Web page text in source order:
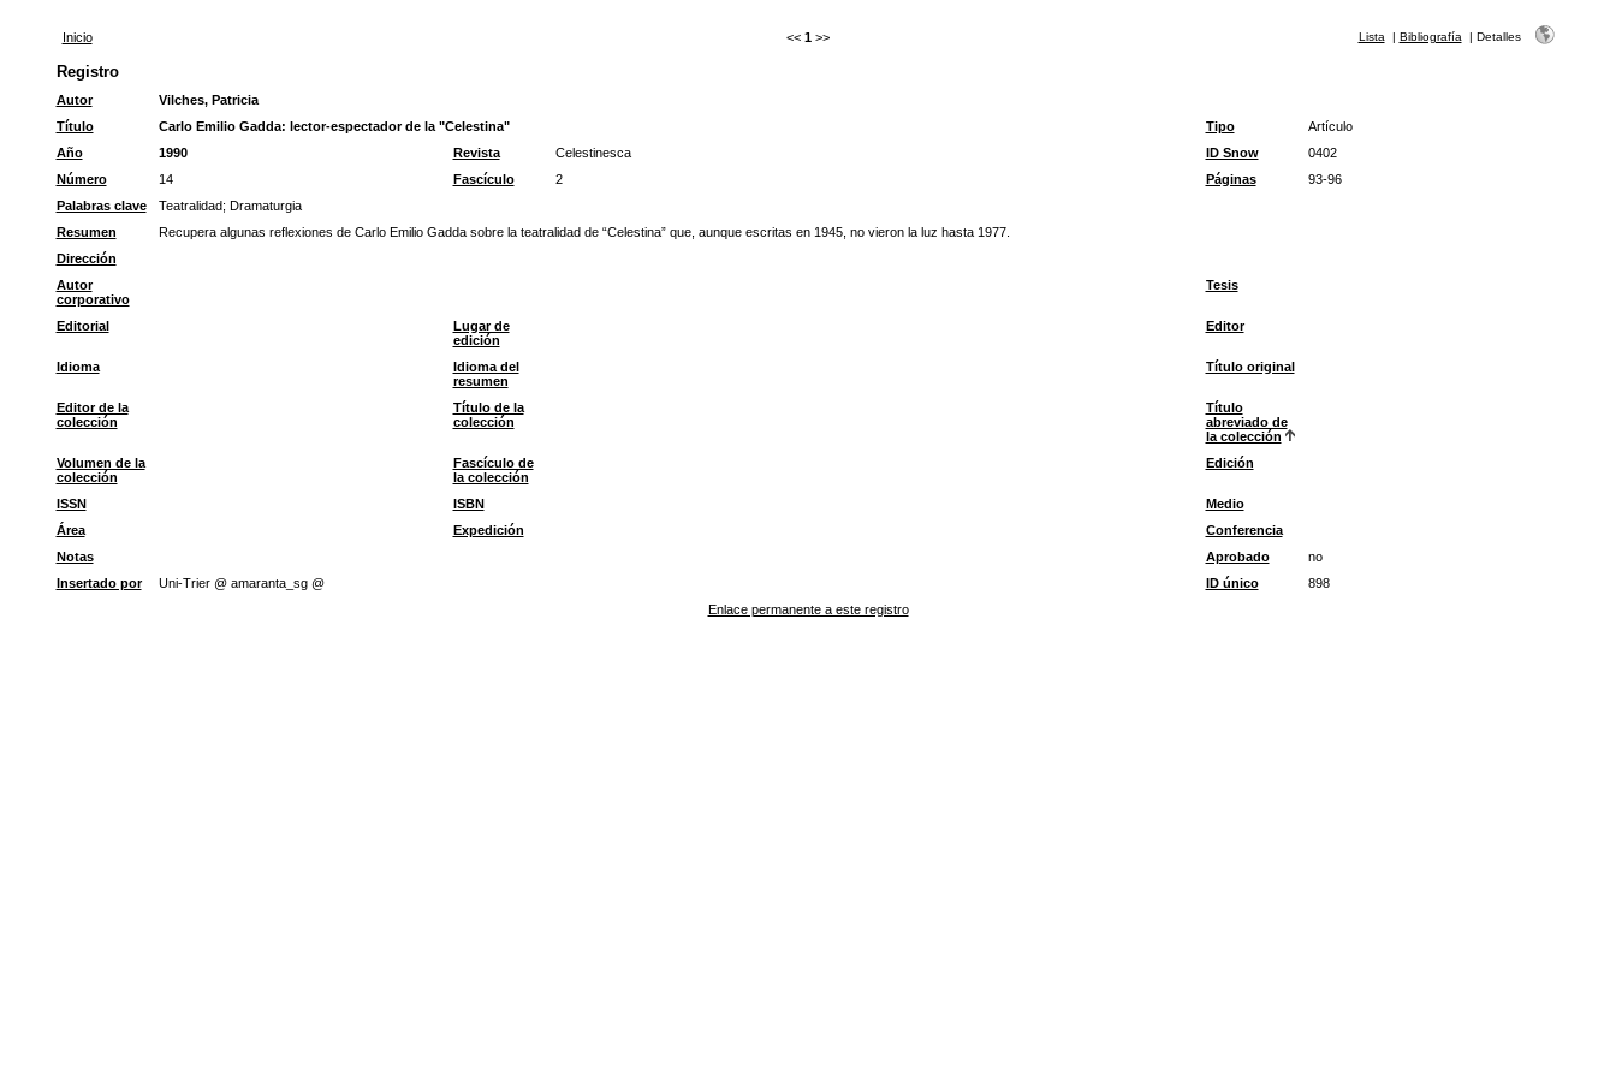
Inicio << 1 >> Lista | Bibliografía | Detalles
Registro
Autor
Vilches, Patricia
Título
Carlo Emilio Gadda: lector-espectador de la "Celestina" Tipo
Artículo
Año
1990 Revista Celestinesca ID Snow
0402
Número
14 Fascículo 2 Páginas
93-96
Palabras clave
Teatralidad; Dramaturgia
Resumen
Recupera algunas reflexiones de Carlo Emilio Gadda sobre la teatralidad de “Celestina” que, aunque escritas en 1945, no vieron la luz hasta 1977.
Dirección
Autor
corporativo
Tesis
Editorial
Lugar de
edición
Editor
Idioma
Idioma del
resumen
Título original
Editor de la
colección
Título de la
colección
Título
abreviado de
la colección
Volumen de la
colección
Fascículo de
la colección
Edición
ISSN ISBN
Medio
Área
Expedición
Conferencia
Notas
Aprobado
no
Insertado por
Uni-Trier @ amaranta_sg @ ID único
898
Enlace permanente a este registro